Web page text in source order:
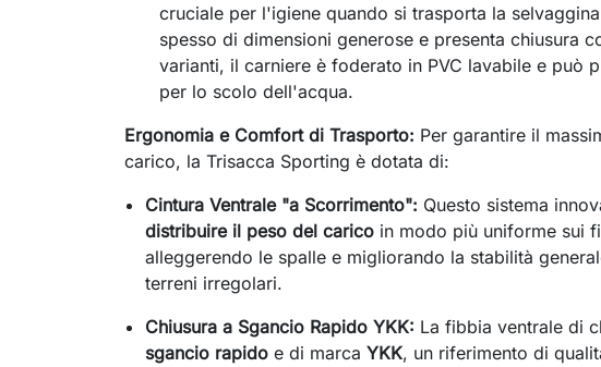
cruciale per l'igiene quando si trasporta la
spesso di dimensioni generose e presenta chiusura
varianti, il carniere è foderato in PVC lavabile e può
per lo scolo dell'acqua.
Ergonomia e Comfort di Trasporto: Per garantire il
carico, la Trisacca Sporting è dotata di:
Cintura Ventrale "a Scorrimento": Questo sistema
distribuire il peso del carico in modo più uniforme sui
alleggerendo le spalle e migliorando la stabilità
terreni irregolari.
Chiusura a Sgancio Rapido YKK: La fibbia ventrale di
sgancio rapido e di marcaYKK, un riferimento di